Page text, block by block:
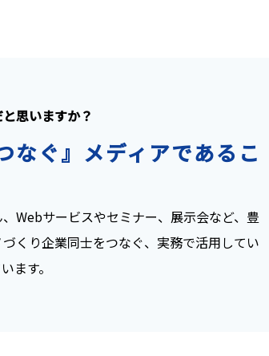
思いますか？
なぐ』メディアであるこ
Webサービスやセミナー、展示会など、豊
くり企業同士をつなぐ、実務で活用してい
ます。